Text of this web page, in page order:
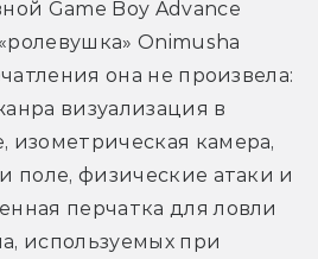
Game Boy Advance
Onimusha
она не произвела:
визуализация в
изометрическая камера,
поле, физические атаки и
перчатка для ловли
используемых при